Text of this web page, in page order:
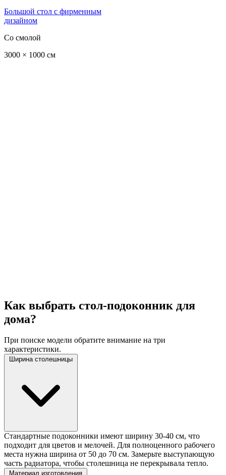
Большой стол с фирменным
дизайном
Со смолой
3000 × 1000 см
Как выбрать стол-подоконник для
дома?
При поиске модели обратите внимание на три
характеристики.
Ширина столешницы
Стандартные подоконники имеют ширину 30-40 см, что
подходит для цветов и мелочей. Для полноценного рабочего
места нужна ширина от 50 до 70 см. Замерьте выступающую
часть радиатора, чтобы столешница не перекрывала тепло.
Материал изготовления